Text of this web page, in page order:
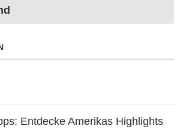
Entdecke Amerikas Highlights